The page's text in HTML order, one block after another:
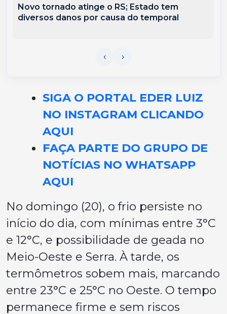
Novo tornado atinge o RS; Estado tem
diversos danos por causa do temporal
SIGA O PORTAL EDER LUIZ
NO INSTAGRAM CLICANDO
AQUI
FAÇA PARTE DO GRUPO DE
NOTÍCIAS NO WHATSAPP
AQUI
No domingo (20), o frio persiste no
início do dia, com mínimas entre 3°C
e 12°C, e possibilidade de geada no
Meio-Oeste e Serra. À tarde, os
termômetros sobem mais, marcando
entre 23°C e 25°C no Oeste. O tempo
permanece firme e sem riscos